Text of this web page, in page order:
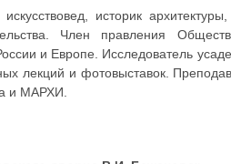
историк
Член правления
и Европе. Исследователь
лекций и фотовыставок.
и МАРХИ.